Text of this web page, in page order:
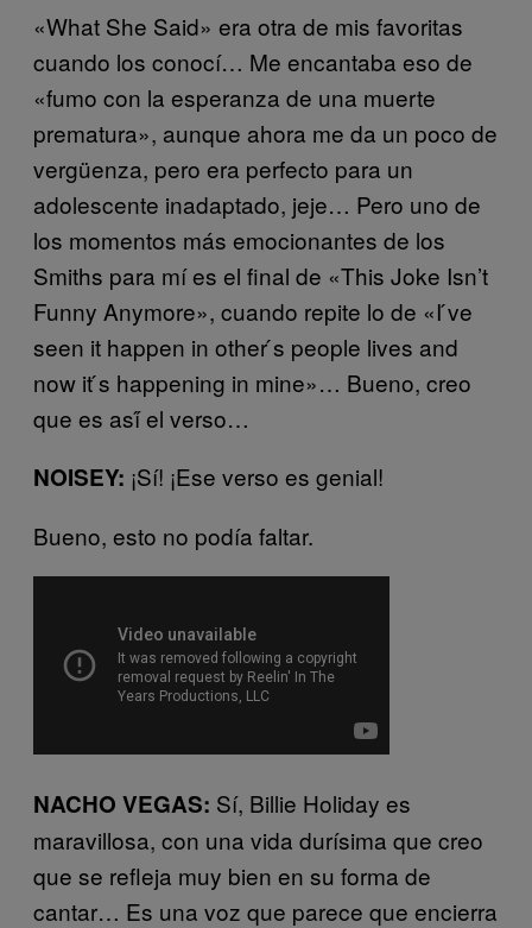
«What She Said» era otra de mis favoritas
cuando los conocí… Me encantaba eso de
«fumo con la esperanza de una muerte
prematura», aunque ahora me da un poco de
vergüenza, pero era perfecto para un
adolescente inadaptado, jeje… Pero uno de
los momentos más emocionantes de los
Smiths para mí es el final de «This Joke Isn’t
Funny Anymore», cuando repite lo de «I ́ve
seen it happen in other ́s people lives and
now it ́s happening in mine»… Bueno, creo
que es así́ el verso…
NOISEY: ¡Sí! ¡Ese verso es genial!
Bueno, esto no podía faltar.
NACHO VEGAS: Sí, Billie Holiday es
maravillosa, con una vida durísima que creo
que se refleja muy bien en su forma de
cantar… Es una voz que parece que encierra